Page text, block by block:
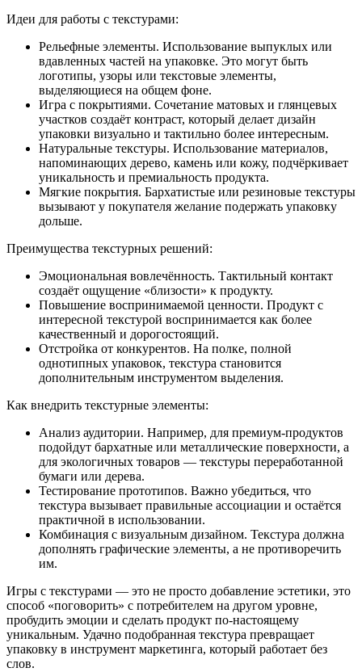
Идеи для работы с текстурами:
Рельефные элементы. Использование выпуклых или
вдавленных частей на упаковке. Это могут быть
логотипы, узоры или текстовые элементы,
выделяющиеся на общем фоне.
Игра с покрытиями. Сочетание матовых и глянцевых
участков создаёт контраст, который делает дизайн
упаковки визуально и тактильно более интересным.
Натуральные текстуры. Использование материалов,
напоминающих дерево, камень или кожу, подчёркивает
уникальность и премиальность продукта.
Мягкие покрытия. Бархатистые или резиновые текстуры
вызывают у покупателя желание подержать упаковку
дольше.
Преимущества текстурных решений:
Эмоциональная вовлечённость. Тактильный контакт
создаёт ощущение «близости» к продукту.
Повышение воспринимаемой ценности. Продукт с
интересной текстурой воспринимается как более
качественный и дорогостоящий.
Отстройка от конкурентов. На полке, полной
однотипных упаковок, текстура становится
дополнительным инструментом выделения.
Как внедрить текстурные элементы:
Анализ аудитории. Например, для премиум-продуктов
подойдут бархатные или металлические поверхности, а
для экологичных товаров — текстуры переработанной
бумаги или дерева.
Тестирование прототипов. Важно убедиться, что
текстура вызывает правильные ассоциации и остаётся
практичной в использовании.
Комбинация с визуальным дизайном. Текстура должна
дополнять графические элементы, а не противоречить
им.
Игры с текстурами — это не просто добавление эстетики, это
способ «поговорить» с потребителем на другом уровне,
пробудить эмоции и сделать продукт по-настоящему
уникальным. Удачно подобранная текстура превращает
упаковку в инструмент маркетинга, который работает без
слов.